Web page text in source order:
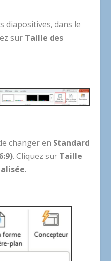
diapositives, dans le
sur Taille des
changer en Standard
. Cliquez sur Taille
.